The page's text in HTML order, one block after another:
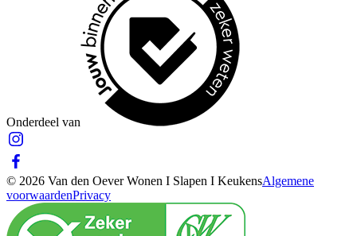
Onderdeel van
© 2026 Van den Oever Wonen I Slapen I KeukensAlgemene
voorwaardenPrivacy